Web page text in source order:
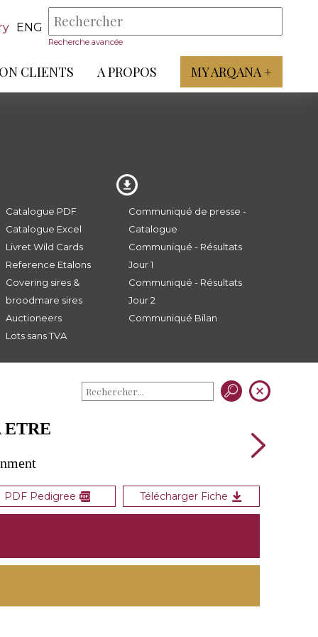
ENG
Recherche avancée
CLIENTS A PROPOS MY ARQANA +
Catalogue PDF
Catalogue Excel
Livret Wild Cards
Reference Etalons
Covering sires &
broodmare sires
Auctioneers
Lots sans TVA
Communiqué de presse -
Catalogue
Communiqué - Résultats
Jour 1
Communiqué - Résultats
Jour 2
Communiqué Bilan
PDF Pedigree Télécharger Fiche